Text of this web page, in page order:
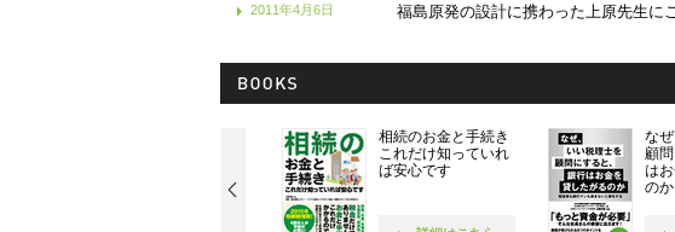
2011年4月6日 福島原発の設計に携わった上原先生に
相続のお金と手続き
これだけ知っていれ
ば安心です
な
顧
は
のか